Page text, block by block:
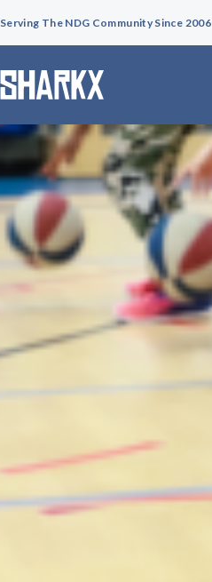
Serving The NDG Community Since 2006